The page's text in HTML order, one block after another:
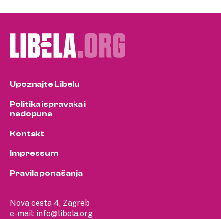
Nova cesta 4, Zagreb
e-mail: info@libela.org
Upoznajte Libelu
Politika ispravaka i
nadopuna
Kontakt
Impressum
Pravila ponašanja